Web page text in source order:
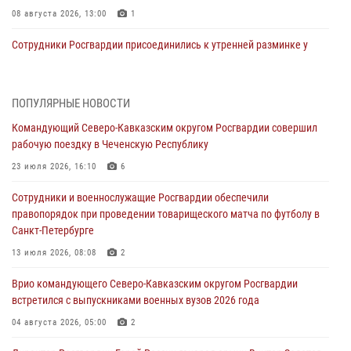
08 августа 2026, 13:00 1
Сотрудники Росгвардии присоединились к утренней разминке у
в честь юбилея ведомства
08 августа 2026, 09:03
медицины с учетом опыта СВО
08 августа 2026, 09:00 2
Военнослужащие Софринской бригады Росгвардии встретились с
дорогой к Победе в СВО» (видео)
08 августа 2026, 07:00
ПОПУЛЯРНЫЕ НОВОСТИ
Командующий Северо-Кавказским округом Росгвардии совершил
рабочую поездку в Чеченскую Республику
23 июля 2026, 16:10 6
Сотрудники и военнослужащие Росгвардии обеспечили
правопорядок при проведении товарищеского матча по футболу в
Санкт-Петербурге
13 июля 2026, 08:08 2
Врио командующего Северо-Кавказским округом Росгвардии
встретился с выпускниками военных вузов 2026 года
04 августа 2026, 05:00 2